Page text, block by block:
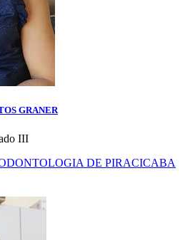
GRANER
III
DE PIRACICABA